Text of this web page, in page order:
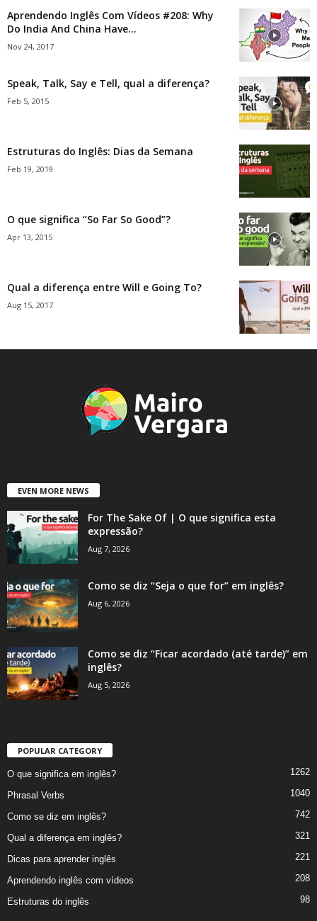
Aprendendo Inglês Com Vídeos #208: Why
Do India And China Have...
Nov 24, 2017
Speak, Talk, Say e Tell, qual a diferença?
Feb 5, 2015
Estruturas do Inglês: Dias da Semana
Feb 19, 2019
O que significa “So Far So Good”?
Apr 13, 2015
Qual a diferença entre Will e Going To?
Aug 15, 2017
EVEN MORE NEWS
For The Sake Of | O que significa esta
expressão?
Aug 7, 2026
Como se diz “Seja o que for” em inglês?
Aug 6, 2026
Como se diz “Ficar acordado (até tarde)” em
inglês?
Aug 5, 2026
POPULAR CATEGORY
O que significa em inglês? 1262
Phrasal Verbs 1040
Como se diz em inglês? 742
Qual a diferença em inglês? 321
Dicas para aprender inglês 221
Aprendendo inglês com vídeos 208
Estruturas do inglês 98